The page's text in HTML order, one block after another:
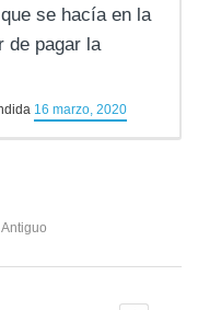
se hacía en la
de pagar la
16 marzo, 2020